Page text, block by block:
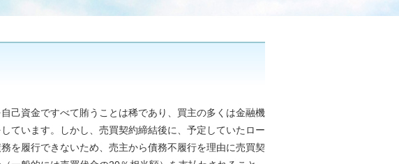
己資金ですべて賄うことは稀であり、買主の多くは金融機
ています。しかし、売買契約締結後に、予定していたロー
を履行できないため、売主から債務不履行を理由に売買契